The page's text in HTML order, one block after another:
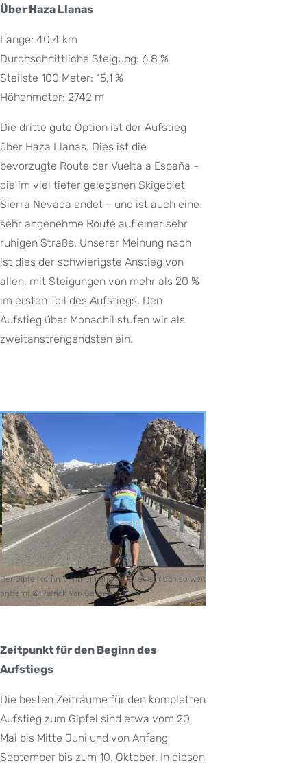
Über Haza Llanas
Länge: 40,4 km
Durchschnittliche Steigung: 6,8 %
Steilste 100 Meter: 15,1 %
Höhenmeter: 2742 m
Die dritte gute Option ist der Aufstieg
über Haza Llanas. Dies ist die
bevorzugte Route der Vuelta a España –
die im viel tiefer gelegenen Skigebiet
Sierra Nevada endet – und ist auch eine
sehr angenehme Route auf einer sehr
ruhigen Straße. Unserer Meinung nach
ist dies der schwierigste Anstieg von
allen, mit Steigungen von mehr als 20 %
im ersten Teil des Aufstiegs. Den
Aufstieg über Monachil stufen wir als
zweitanstrengendsten ein.
Der Gipfel kommt immer näher, aber er ist noch so weit
entfernt © Patrick Van Gansen
Zeitpunkt für den Beginn des
Aufstiegs
Die besten Zeiträume für den kompletten
Aufstieg zum Gipfel sind etwa vom 20.
Mai bis Mitte Juni und von Anfang
September bis zum 10. Oktober. In diesen